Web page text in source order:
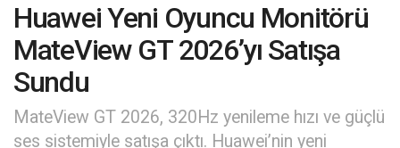
Huawei Yeni Oyuncu Monitörü
MateView GT 2026’yı Satışa
Sundu
MateView GT 2026, 320Hz yenileme hızı ve güçlü
ses sistemiyle satışa çıktı. Huawei’nin yeni